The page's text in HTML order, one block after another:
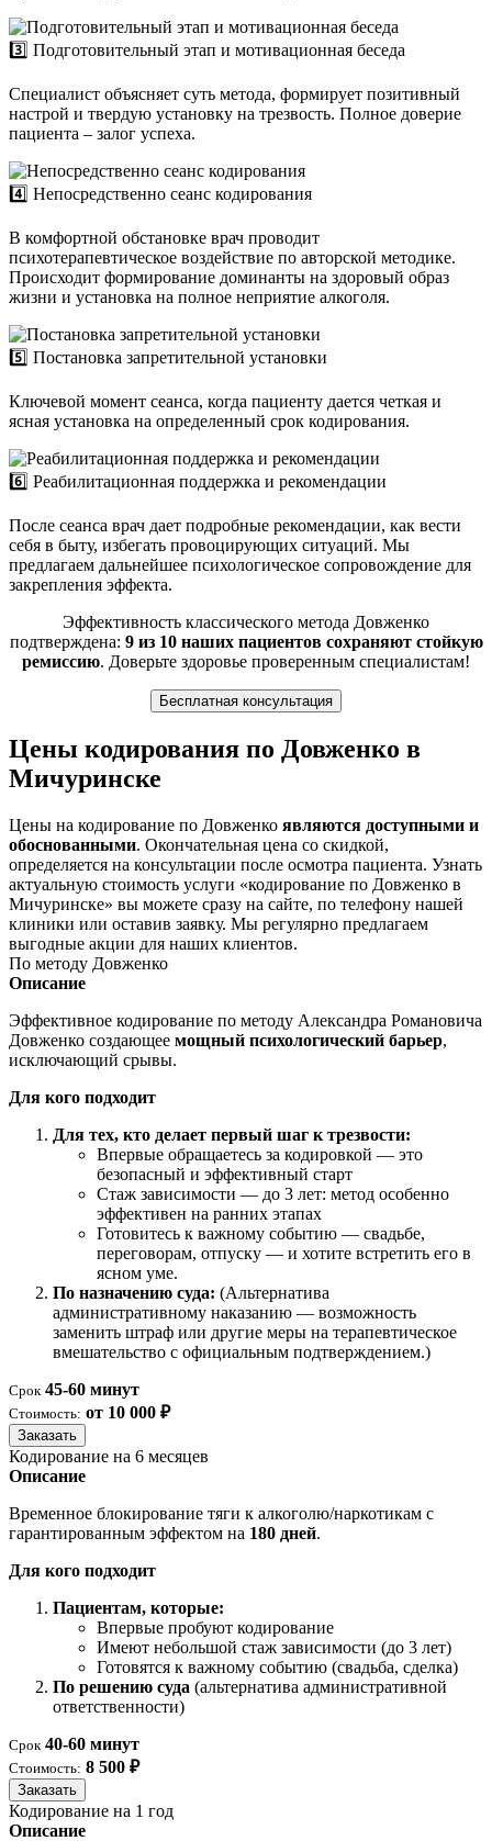
3️⃣ Подготовительный этап и мотивационная беседа
Специалист объясняет суть метода, формирует позитивный
настрой и твердую установку на трезвость. Полное доверие
пациента – залог успеха.
4️⃣ Непосредственно сеанс кодирования
В комфортной обстановке врач проводит
психотерапевтическое воздействие по авторской методике.
Происходит формирование доминанты на здоровый образ
жизни и установка на полное неприятие алкоголя.
5️⃣ Постановка запретительной установки
Ключевой момент сеанса, когда пациенту дается четкая и
ясная установка на определенный срок кодирования.
6️⃣ Реабилитационная поддержка и рекомендации
После сеанса врач дает подробные рекомендации, как вести
себя в быту, избегать провоцирующих ситуаций. Мы
предлагаем дальнейшее психологическое сопровождение для
закрепления эффекта.
Эффективность классического метода Довженко
подтверждена: 9 из 10 наших пациентов сохраняют стойкую
ремиссию. Доверьте здоровье проверенным специалистам!
Бесплатная консультация
Цены кодирования по Довженко в
Мичуринске
Цены на кодирование по Довженко являются доступными и
обоснованными. Окончательная цена со скидкой,
определяется на консультации после осмотра пациента. Узнать
актуальную стоимость услуги «кодирование по Довженко в
Мичуринске» вы можете сразу на сайте, по телефону нашей
клиники или оставив заявку. Мы регулярно предлагаем
выгодные акции для наших клиентов.
По методу Довженко
Описание
Эффективное кодирование по методу Александра Романовича
Довженко создающее мощный психологический барьер,
исключающий срывы.
Для кого подходит
Для тех, кто делает первый шаг к трезвости:
Впервые обращаетесь за кодировкой — это
безопасный и эффективный старт
Стаж зависимости — до 3 лет: метод особенно
эффективен на ранних этапах
Готовитесь к важному событию — свадьбе,
переговорам, отпуску — и хотите встретить его в
ясном уме.
По назначению суда: (Альтернатива
административному наказанию — возможность
заменить штраф или другие меры на терапевтическое
вмешательство с официальным подтверждением.)
Срок 45-60 минут
Стоимость: от 10 000 ₽
Заказать
Кодирование на 6 месяцев
Описание
Временное блокирование тяги к алкоголю/наркотикам с
гарантированным эффектом на 180 дней.
Для кого подходит
Пациентам, которые:
Впервые пробуют кодирование
Имеют небольшой стаж зависимости (до 3 лет)
Готовятся к важному событию (свадьба, сделка)
По решению суда (альтернатива административной
ответственности)
Срок 40-60 минут
Стоимость: 8 500 ₽
Заказать
Кодирование на 1 год
Описание